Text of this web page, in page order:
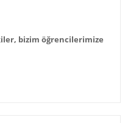
bizim öğrencilerimize